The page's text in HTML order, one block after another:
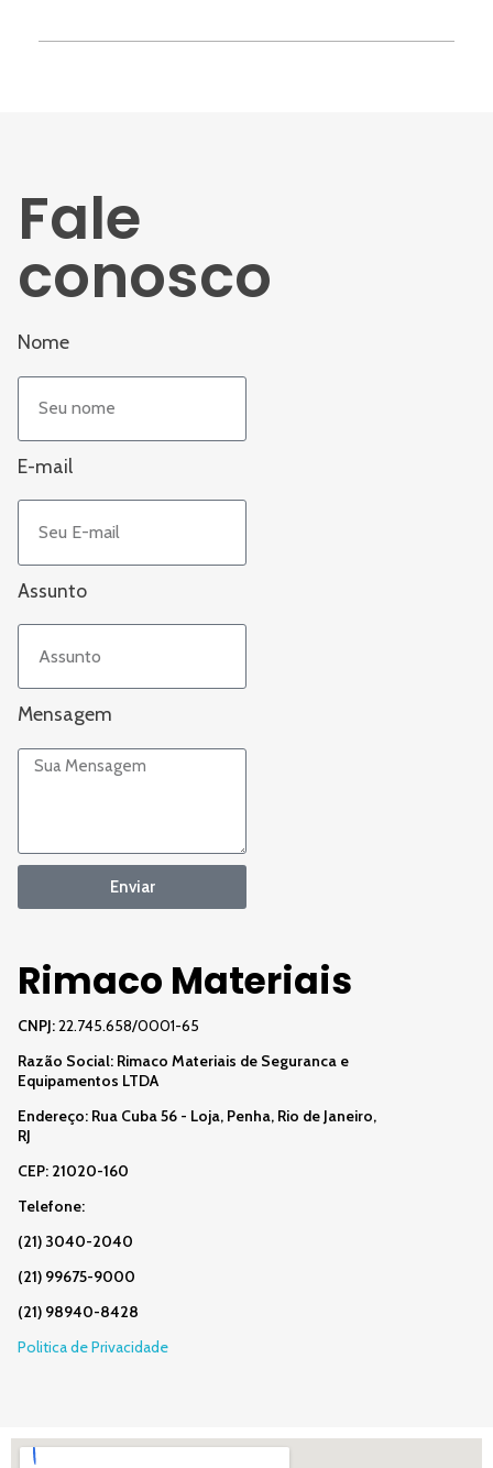
Rimaco Materiais
CNPJ:22.745.658/0001-65
Razão Social: Rimaco Materiais de Seguranca e
Equipamentos LTDA
Endereço: Rua Cuba 56 - Loja, Penha, Rio de Janeiro,
RJ
CEP: 21020-160
Telefone:
(21) 3040-2040
(21) 99675-9000
(21) 98940-8428
Politica de Privacidade
Fale
conosco
Nome
E-mail
Assunto
Mensagem
Enviar